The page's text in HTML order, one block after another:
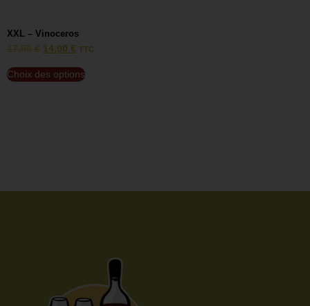
XXL – Vinoceros
17,50€ 14,00 € TTC
Choix des options